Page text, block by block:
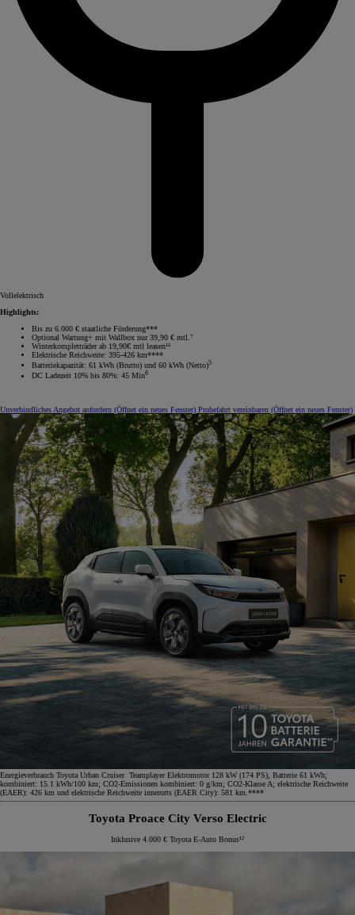
Vollelektrisch
Highlights:
Bis zu 6.000 € staatliche Förderung***
Optional Wartung+ mit Wallbox nur 39,90 € mtl.⁷
Winterkompletträder ab 19,90€ mtl leasen¹⁵
Elektrische Reichweite: 395-426 km****
Batteriekapazität: 61 kWh (Brutto) und 60 kWh (Netto)5
DC Ladezeit 10% bis 80%: 45 Min6
Unverbindliches Angebot anfordern (Öffnet ein neues Fenster) Probefahrt vereinbaren (Öffnet ein neues Fenster)
Energieverbrauch Toyota Urban Cruiser Teamplayer Elektromotor 128 kW (174 PS), Batterie 61 kWh;
kombiniert: 15.1 kWh/100 km; CO2-Emissionen kombiniert: 0 g/km; CO2-Klasse A; elektrische Reichweite
(EAER): 426 km und elektrische Reichweite innerorts (EAER City): 581 km.****
Toyota Proace City Verso Electric
Inklusive 4.000 € Toyota E-Auto Bonus¹²